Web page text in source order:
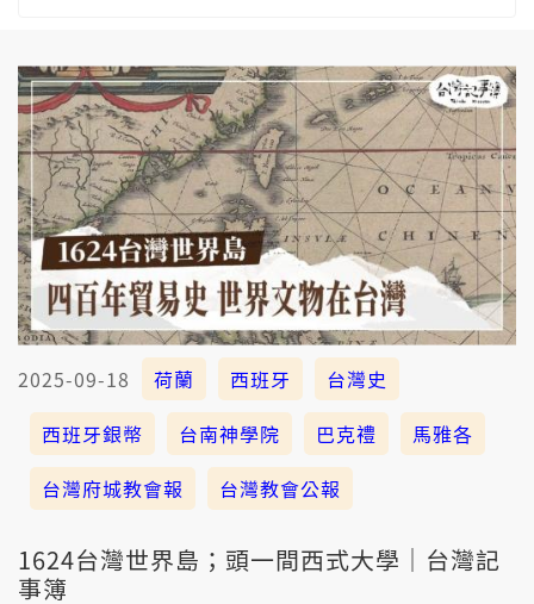
2025-09-18 荷蘭 西班牙
台灣史
西班牙銀幣
台南神學院 巴克禮
馬雅各
台灣府城教會報
台灣教會公報
1624台灣世界島；頭一間西式大學｜台灣記
事簿